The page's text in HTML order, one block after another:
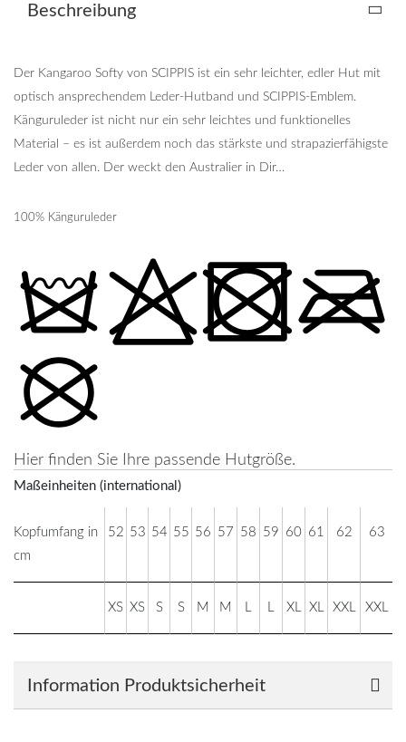
Beschreibung
Der Kangaroo Softy von SCIPPIS ist ein sehr leichter, edler Hut mit
optisch ansprechendem Leder-Hutband und SCIPPIS-Emblem.
Känguruleder ist nicht nur ein sehr leichtes und funktionelles
Material – es ist außerdem noch das stärkste und strapazierfähigste
Leder von allen. Der weckt den Australier in Dir…
100% Känguruleder
Hier finden Sie Ihre passende Hutgröße.
Maßeinheiten (international)
Kopfumfang in
cm
52 53 54 55 56 57 58 59 60 61 62 63
XS XS S S M M XL XL XXL XXL
Information Produktsicherheit